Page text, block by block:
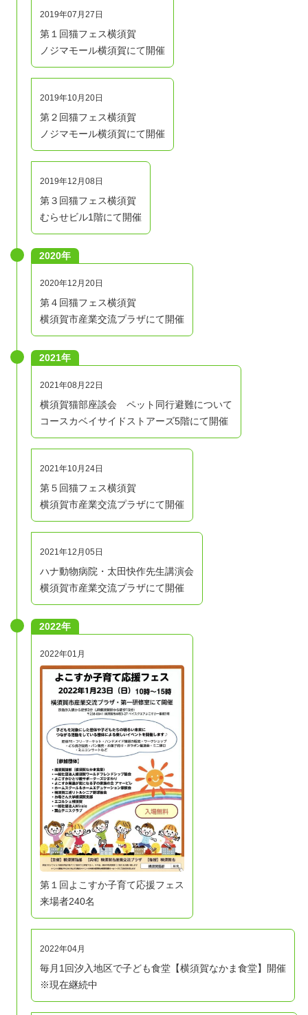
2019年07月27日
第１回猫フェス横須賀
ノジマモール横須賀にて開催
2019年10月20日
第２回猫フェス横須賀
ノジマモール横須賀にて開催
2019年12月08日
第３回猫フェス横須賀
むらせビル1階にて開催
2020年
2020年12月20日
第４回猫フェス横須賀
横須賀市産業交流プラザにて開催
2021年
2021年08月22日
横須賀猫部座談会 ペット同行避難について
コースカベイサイドストアーズ5階にて開催
2021年10月24日
第５回猫フェス横須賀
横須賀市産業交流プラザにて開催
2021年12月05日
ハナ動物病院・太田快作先生講演会
横須賀市産業交流プラザにて開催
2022年
2022年01月
第１回よこすか子育て応援フェス
来場者240名
2022年04月
毎月1回汐入地区で子ども食堂【横須賀なかま食堂】開催
※現在継続中